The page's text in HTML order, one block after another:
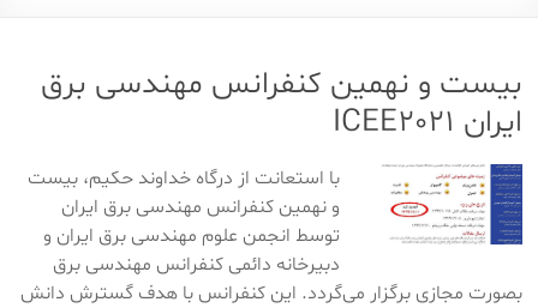
بیست و نهمین کنفرانس مهندسی برق
ایران ICEE2021
با استعانت از درگاه خداوند حکیم، بیست
و نهمین کنفرانس مهندسی برق ایران
توسط انجمن علوم مهندسی برق ایران و
دبیرخانه دائمی کنفرانس مهندسی برق
بصورت مجازی برگزار می‌گردد. این کنفرانس با هدف گسترش دانش